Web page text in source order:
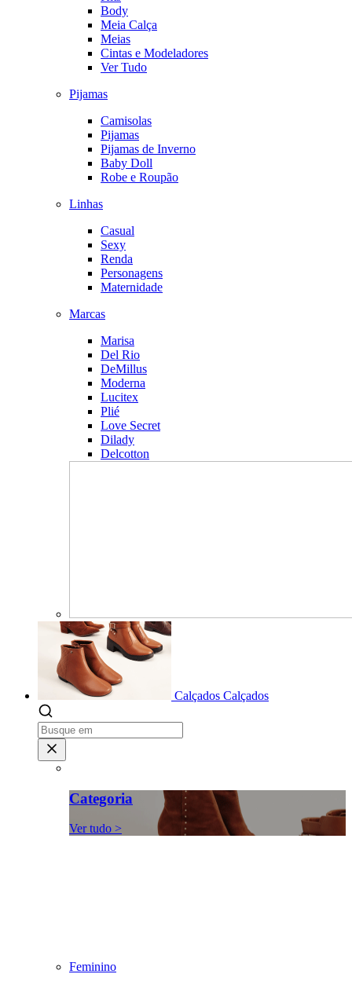
Body
Meia Calça
Meias
Cintas e Modeladores
Ver Tudo
Pijamas
Camisolas
Pijamas
Pijamas de Inverno
Baby Doll
Robe e Roupão
Linhas
Casual
Sexy
Renda
Personagens
Maternidade
Marcas
Marisa
Del Rio
DeMillus
Moderna
Lucitex
Plié
Love Secret
Dilady
Delcotton
Calçados Calçados
Categoria
Ver tudo >
Feminino